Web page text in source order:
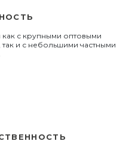
как с крупными оптовыми
так и с небольшими частными